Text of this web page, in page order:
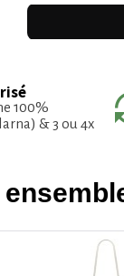
100%
& 3 ou 4x